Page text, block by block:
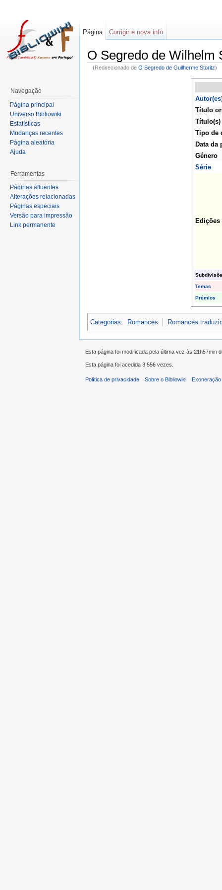
O Segredo de Wilhelm
(Redirecionado de O Segredo de Guilherme Storitz)
Título
Título(s)
Tipo de
Data da
Género
Série
Edições
Temas
Prémios
Categorias: Romances Romances
Página Corrigir e nova info
Navegação
Página principal
Universo Bibliowiki
Estatísticas
Mudanças recentes
Página aleatória
Ajuda
Ferramentas
Páginas afluentes
Alterações relacionadas
Páginas especiais
Versão para impressão
Link permanente
Esta página foi modificada pela última vez às 21h57min
Esta página foi acedida 3 556 vezes.
Política de privacidade Sobre o Bibliowiki